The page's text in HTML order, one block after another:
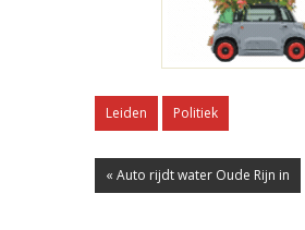
Leiden Politiek
« Auto rijdt water Oude Rijn in